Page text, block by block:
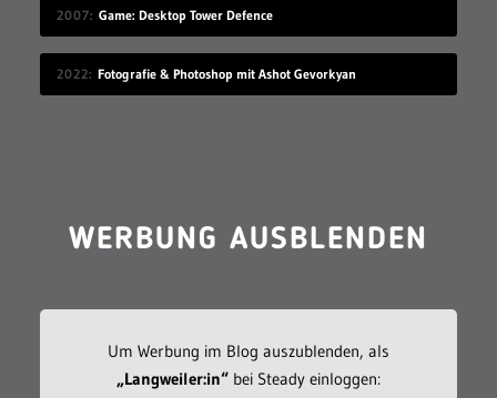
2007 Game: Desktop Tower Defence
2022 Fotografie & Photoshop mit Ashot Gevorkyan
WERBUNG AUSBLENDEN
Um Werbung im Blog auszublenden, als
„Langweiler:in“bei Steady einloggen: